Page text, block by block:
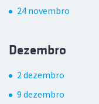
24 novembro
Dezembro
2 dezembro
9 dezembro